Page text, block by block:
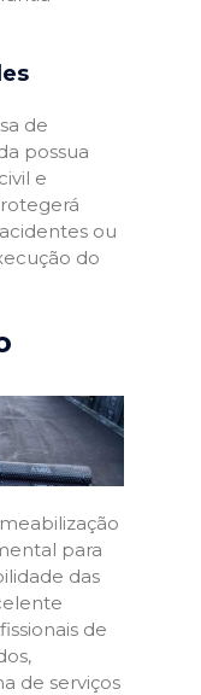
de
possua
e
ou
do
para
das
de
de serviços